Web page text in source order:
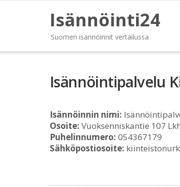
Isännöinti24
Suomen isännöinnit vertailussa
Isännöintipalvelu
Isännöinnin nimi:
Osoite: Vuoksenniskantie 107
Puhelinnumero: 054367179
Sähköpostiosoite: